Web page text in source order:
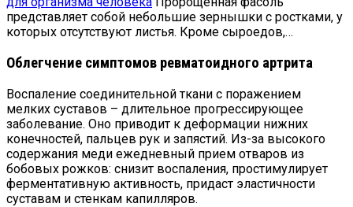
представляет собой небольшие зернышки с ростками, у
которых отсутствуют листья. Кроме сыроедов,…
Облегчение симптомов ревматоидного артрита
Воспаление соединительной ткани с поражением
мелких суставов – длительное прогрессирующее
заболевание. Оно приводит к деформации нижних
конечностей, пальцев рук и запястий. Из-за высокого
содержания меди ежедневный прием отваров из
бобовых рожков: снизит воспаления, простимулирует
ферментативную активность, придаст эластичности
суставам и стенкам капилляров.